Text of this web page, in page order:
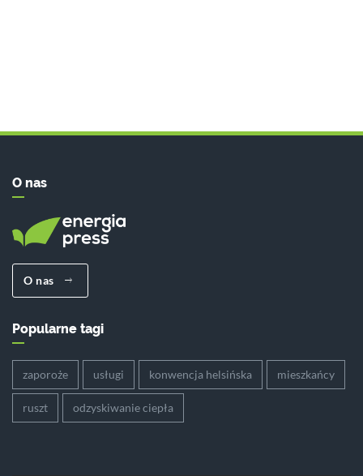
O nas
O nas
Popularne tagi
zaporoże usługi konwencja helsińska mieszkańcy
ruszt odzyskiwanie ciepła